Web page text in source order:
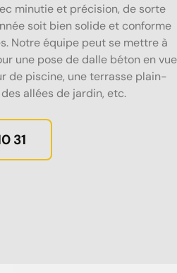
minutie et précision, de sorte
soit bien solide et conforme
Notre équipe peut se mettre à
une pose de dalle béton en vue
de piscine, une terrasse plain-
allées de jardin, etc.
31